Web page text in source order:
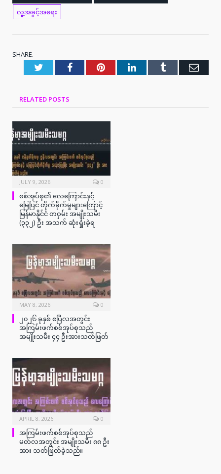
လူ့အခွင့်အရေး
SHARE.
TwitterFacebookPinterestLinkedInTumblr
RELATED POSTS
JULY 9, 2026 0
စစ်အုပ်စု၏ လေကြောင်းနှင့်
မြေပြင် တိုက်ခိုက်မှုများကြောင့်
မြန်မာနိုင်ငံ တဝှမ်း အမျိုးသမီး
(၃၃၂) ဦး အသက် ဆုံးရှုံးခဲ့ရ
MAY 8, 2026 0
၂၀၂၆ ခုနှစ် ဧပြီလအတွင်း
အကြမ်းဖက်စစ်အုပ်စုသည်
အမျိုးသမီး ၄၄ ဦးအားသတ်ဖြတ်
APRIL 8, 2026 0
အကြမ်းဖက်စစ်အုပ်စုသည်
မတ်လအတွင်း အမျိုးသမီး ၈၈ ဦး
အား သတ်ဖြတ်ခဲ့သည်။